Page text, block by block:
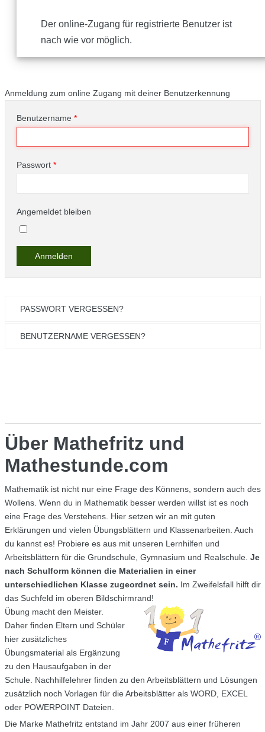
Der online-Zugang für registrierte Benutzer ist
nach wie vor möglich.
Anmeldung zum online Zugang mit deiner Benutzerkennung
Benutzername *
Passwort*
Angemeldet bleiben
Anmelden
PASSWORT VERGESSEN?
BENUTZERNAME VERGESSEN?
Über Mathefritz und
Mathestunde.com
Mathematik ist nicht nur eine Frage des Könnens, sondern auch des
Wollens. Wenn du in Mathematik besser werden willst ist es noch
eine Frage des Verstehens. Hier setzen wir an mit guten
Erklärungen und vielen Übungsblättern und Klassenarbeiten. Auch
du kannst es! Probiere es aus mit unseren Lernhilfen und
Arbeitsblättern für die Grundschule, Gymnasium und Realschule. Je
nach Schulform können die Materialien in einer
unterschiedlichen Klasse zugeordnet sein. Im Zweifelsfall hilft dir
das Suchfeld im oberen Bildschirmrand!
Übung macht den Meister.
Daher finden Eltern und Schüler
hier zusätzliches
Übungsmaterial als Ergänzung
zu den Hausaufgaben in der
Schule. Nachhilfelehrer finden zu den Arbeitsblättern und Lösungen
zusätzlich noch Vorlagen für die Arbeitsblätter als WORD, EXCEL
oder POWERPOINT Dateien.
Die Marke Mathefritz entstand im Jahr 2007 aus einer früheren